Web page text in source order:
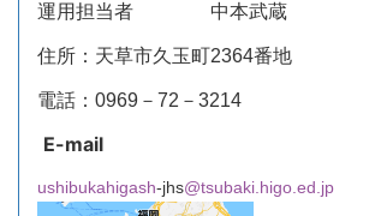
運用担当者 中本武蔵
住所：天草市久玉町2364番地
電話：0969－72－3214
E-mail
ushibukahigash-jhs@tsubaki.higo.ed.jp